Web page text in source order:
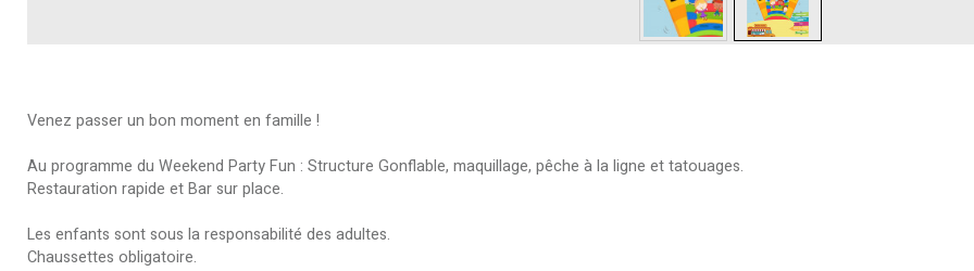
Venez passer un bon moment en famille !
Au programme du Weekend Party Fun : Structure Gonflable, maquillage, pêche à la ligne et tatouages.
Restauration rapide et Bar sur place.
Les enfants sont sous la responsabilité des adultes.
Chaussettes obligatoire.